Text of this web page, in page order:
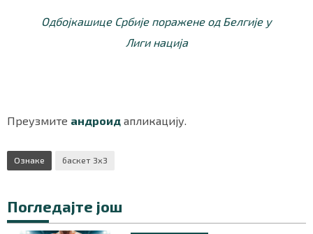
Одбојкашице Србије поражене од Белгије у
Лиги нација
Преузмите андроид апликацију.
Ознаке баскет 3x3
Погледајте још
ПРАТИТЕ НАС
Услови коришћења